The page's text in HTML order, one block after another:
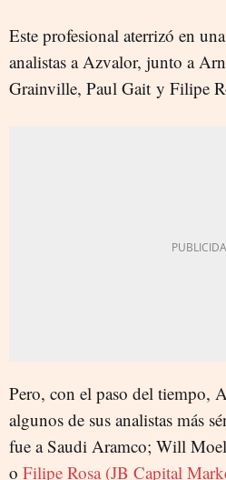
Este profesional aterrizó en
analistas a Azvalor, junto a
Grainville, Paul Gait y Filipe
Pero, con el paso del tiempo,
algunos de sus analistas más
fue a Saudi Aramco; Will
o Filipe Rosa (JB Capital